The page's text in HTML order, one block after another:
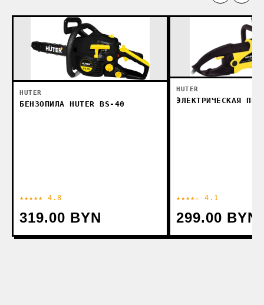
HUTER
БЕНЗОПИЛА HUTER BS-40
★★★★★ 4.8
319.00 BYN
HUTER
ЭЛЕКТРИЧЕСКАЯ
★★★★☆ 4.1
299.00 BYN